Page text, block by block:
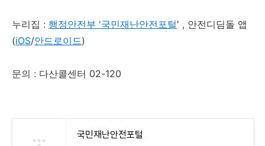
누리집 : 행정안전부 '국민재난안전포털' , 안전디딤돌 앱
(iOS/안드로이드)
문의 : 다산콜센터 02-120
국민재난안전포털